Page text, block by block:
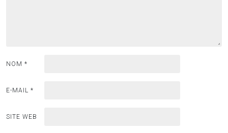
NOM *
E-MAIL *
SITE WEB